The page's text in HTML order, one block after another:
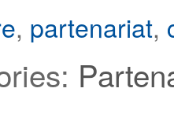
, partenariat,